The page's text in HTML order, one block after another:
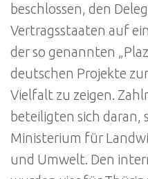
beschlossen, den
Vertragsstaaten auf
der so genannten
deutschen Projekte
Vielfalt zu zeigen.
beteiligten sich daran,
Ministerium für
und Umwelt. Den